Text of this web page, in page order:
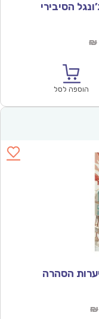
₪
הוספה לסל
₪